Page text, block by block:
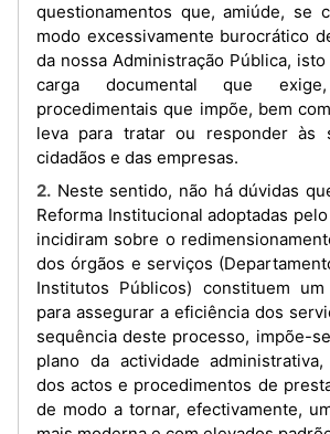
questionamentos que, amiúde, se
modo excessivamente burocrático
da nossa Administração Pública,
carga documental que
procedimentais que impõe, bem
leva para tratar ou responder às
cidadãos e das empresas.
2. Neste sentido, não há dúvidas que as medidas de
Reforma Institucional adoptadas
incidiram sobre o
dos órgãos e serviços
Institutos Públicos) constituem
para assegurar a eficiência dos
sequência deste processo, impõe-
plano da actividade
dos actos e procedimentos de
de modo a tornar, efectivamente,